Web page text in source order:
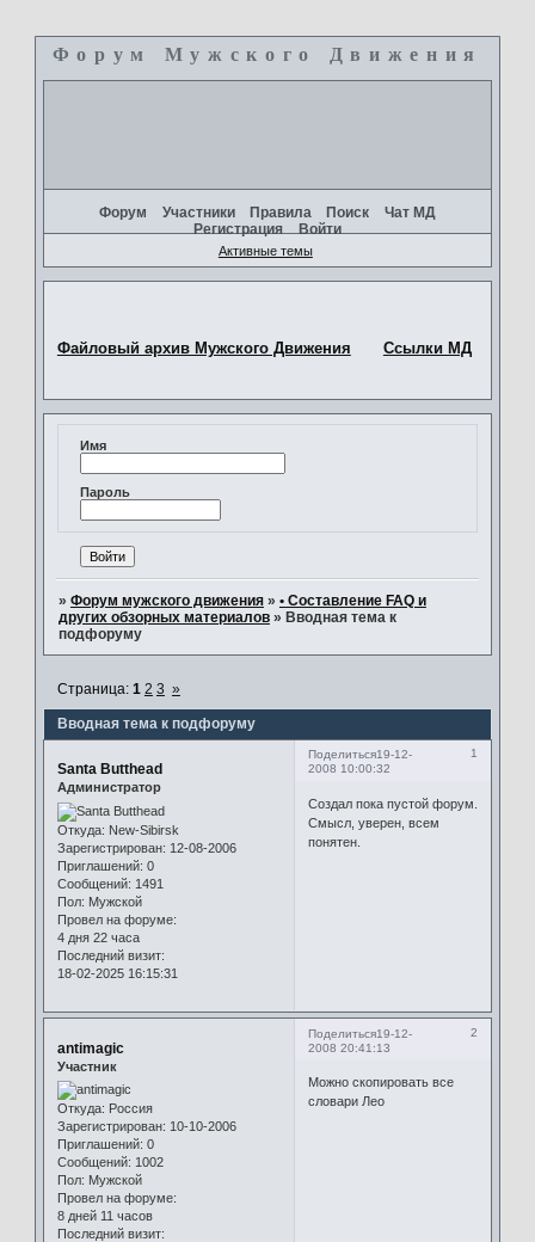
Форум Мужского Движения
Форум Участники Правила Поиск
Чат МД
Регистрация
Войти
Активные темы
Файловый архив Мужского Движения Ссылки МД
Имя
Пароль
» Форум мужского движения » • Составление FAQ и
других обзорных материалов » Вводная тема к
подфоруму
Вводная тема к подфоруму
Страница: 1 2 3 »
Поделиться 1
19-12-
2008 10:00:32
Santa Butthead
Администратор
Откуда: New-Sibirsk
Зарегистрирован: 12-08-2006
Приглашений: 0
Сообщений: 1491
Пол: Мужской
Провел на форуме:
4 дня 22 часа
Последний визит:
18-02-2025 16:15:31
Создал пока пустой форум.
Смысл, уверен, всем
понятен.
Поделиться 2
19-12-
2008 20:41:13
antimagic
Участник
Откуда: Россия
Зарегистрирован: 10-10-2006
Приглашений: 0
Сообщений: 1002
Пол: Мужской
Провел на форуме:
8 дней 11 часов
Последний визит:
Можно скопировать все
словари Лео